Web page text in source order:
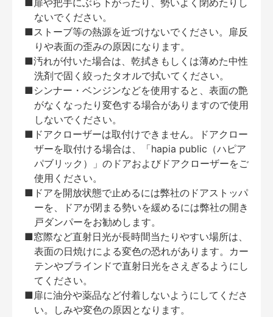
■扉や把手にぶら下がったり、勢いよく閉めたりし
ないでください。
■ストーブ等の熱源を近づけないでください。扉反
りや表面の歪みの原因になります。
■汚れが付いた場合は、乾拭きもしくは薄めた中性
洗剤で固く絞ったタオルで拭いてください。
■シンナー・ベンジンなどを使用すると、表面の艶
がなくなったり変色する場合がありますので使用
しないでください。
■ドアクローザーは取付けできません。ドアクロー
ザーを取付ける場合は、「hapia public（ハピア
パブリック）」のドアおよびドアクローザーをご
使用ください。
■ドアを開放状態で止めるには弊社のドアストッパ
ーを、ドアが閉まる勢いを緩めるには弊社の開き
戸ダンパーをお勧めします。
■窓際など直射日光が長時間当たりやすい場所は、
表面の日焼けによる変色の恐れがあります。カー
テンやブラインドで直射日光をさえぎるようにし
てください。
■扉に油分や薬品など付着しないようにしてくださ
い。しみや変色の原因となります。